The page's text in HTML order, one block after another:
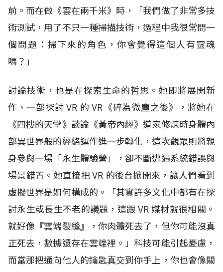
前。而在做《雲在兩千米》時，「我們做了非常多技
術測試，用了不只一種掃描技術，過程中我很常問一
個問題：掃下來的角色，你會覺得這個人有靈魂
嗎？」
討論技術，也是在探索生命的哲思。她即將展開新
作、一部探討VR 的VR 《碎為微塵之後》，將她在
《四樓的天堂》談論《黃帝內經》道家修煉時身體內
部異世界般的經絡運作進一步轉化，這次觀眾則將親
身參與一場「永生體驗營」，卻不斷遭遇系統錯誤與
場景錯置。她直接把VR 的後台掀開來，讓人們看到
虛擬世界是如何構成的。「其實許多文化中都有在探
討永生或長生不老的議題，這跟 VR媒材就很相關。
就好像『雲端裂縫』，你肉體死去了，但你可能沒真
正死去，數據還存在雲端裡。」科技可能引起憂慮，
而當那把通向他人的鑰匙真交到你手上，你也會像關